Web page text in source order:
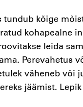
tundub kõige
kohapealne
leida
Perevahetus
väheneb või
jäämist.